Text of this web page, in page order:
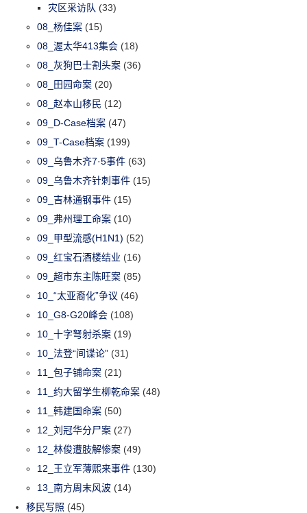
灾区采访队 (33)
08_杨佳案 (15)
08_渥太华413集会 (18)
08_灰狗巴士割头案 (36)
08_田园命案 (20)
08_赵本山移民 (12)
09_D-Case档案 (47)
09_T-Case档案 (199)
09_乌鲁木齐7·5事件 (63)
09_乌鲁木齐针刺事件 (15)
09_吉林通钢事件 (15)
09_弗州理工命案 (10)
09_甲型流感(H1N1) (52)
09_红宝石酒楼结业 (16)
09_超市东主陈旺案 (85)
10_“太亚裔化”争议 (46)
10_G8-G20峰会 (108)
10_十字弩射杀案 (19)
10_法登“间谍论” (31)
11_包子铺命案 (21)
11_约大留学生柳乾命案 (48)
11_韩建国命案 (50)
12_刘冠华分尸案 (27)
12_林俊遭肢解惨案 (49)
12_王立军薄熙来事件 (130)
13_南方周末风波 (14)
移民写照 (45)